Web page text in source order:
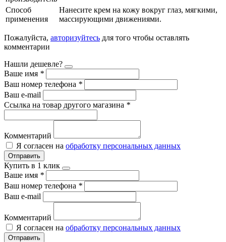
Способ
применения
Нанесите крем на кожу вокруг глаз, мягкими,
массирующими движениями.
Пожалуйста, авторизуйтесь для того чтобы оставлять
комментарии
Нашли дешевле?
Ваше имя *
Ваш номер телефона *
Ваш e-mail
Ссылка на товар другого магазина *
Комментарий
Я согласен на обработку персональных данных
Отправить
Купить в 1 клик
Ваше имя *
Ваш номер телефона *
Ваш e-mail
Комментарий
Я согласен на обработку персональных данных
Отправить